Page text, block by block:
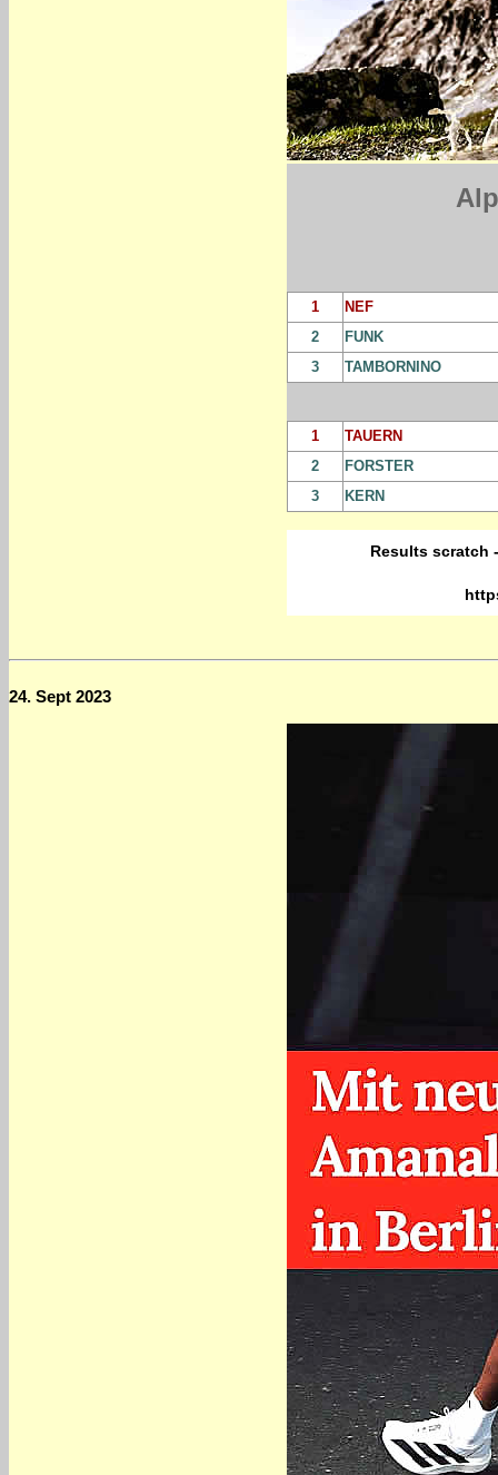
1
NEF
2
FUNK
3
TAMBORNINO
1
TAUERN
2
FORSTER
3
KERN
Results scratch
24. Sept 2023